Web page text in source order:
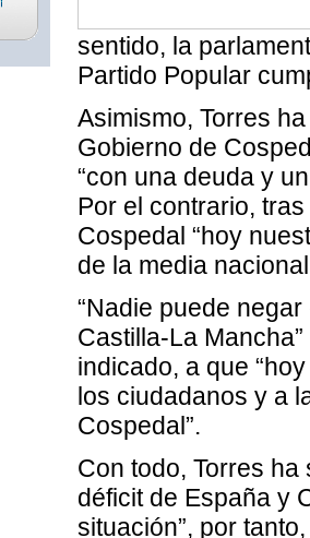
sentido, la
Partido Popular
Asimismo, Torres
Gobierno de
“con una deuda y
Por el contrario,
Cospedal “hoy
de la media
“Nadie puede
Castilla-La
indicado, a que
los ciudadanos y a
Cospedal”.
Con todo, Torres
déficit de España y
situación”, por